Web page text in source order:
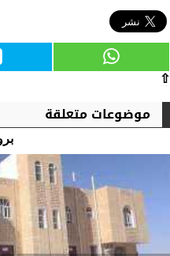
⇧
موضوعات متعلقة